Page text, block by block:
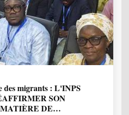
des migrants : L'INPS
SON
DE